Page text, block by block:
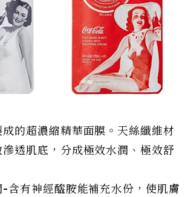
的超濃縮精華面膜。天絲纖維材
透肌底，分成極效水潤、極效舒
-含有神經醯胺能補充水份，使肌膚